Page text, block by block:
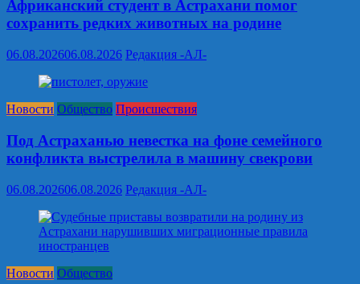
Африканский студент в Астрахани помог
сохранить редких животных на родине
06.08.202606.08.2026 Редакция -АЛ-
Новости Общество Происшествия
Под Астраханью невестка на фоне семейного
конфликта выстрелила в машину свекрови
06.08.202606.08.2026 Редакция -АЛ-
Новости Общество